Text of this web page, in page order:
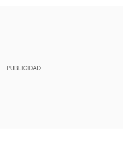
PUBLICIDAD